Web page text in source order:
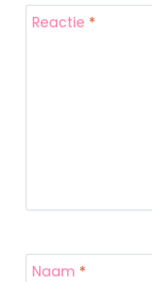
Reactie *
Naam *